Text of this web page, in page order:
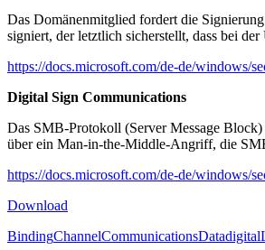
Das Domänenmitglied fordert die
signiert, der letztlich sicherstellt, dass bei
https://docs.microsoft.com/de-de/windows/
Digital Sign Communications
Das SMB-Protokoll (Server Message
über ein Man-in-the-Middle-Angriff, die
https://docs.microsoft.com/de-de/windows/
Download
BindingChannelCommunicationsDatadigital